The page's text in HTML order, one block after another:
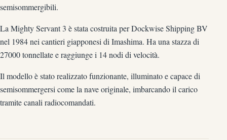
semisommergibili.
La Mighty Servant 3 è stata costruita per Dockwise Shipping BV
nel 1984 nei cantieri giapponesi di Imashima. Ha una stazza di
27000 tonnellate e raggiunge i 14 nodi di velocità.
Il modello è stato realizzato funzionante, illuminato e capace di
semisommergersi come la nave originale, imbarcando il carico
tramite canali radiocomandati.